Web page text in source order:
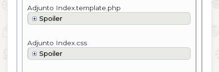
Adjunto Index.template.php
Spoiler
Adjunto Index.css
Spoiler